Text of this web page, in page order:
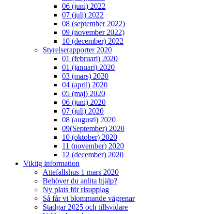
06 (juni) 2022
07 (juli) 2022
08 (september 2022)
09 (november 2022)
10 (december) 2022
Styrelserapporter 2020
01 (februari) 2020
01 (januari) 2020
03 (mars) 2020
04 (april) 2020
05 (maj) 2020
06 (juni) 2020
07 (juli) 2020
08 (augusti) 2020
09(September) 2020
10 (oktober) 2020
11 (november) 2020
12 (december) 2020
Viktig information
Attefallshus 1 mars 2020
Behöver du anlita hjälp?
Ny plats för risupplag
Så får vi blommande vägrenar
Stadgar 2025 och tillsvidare